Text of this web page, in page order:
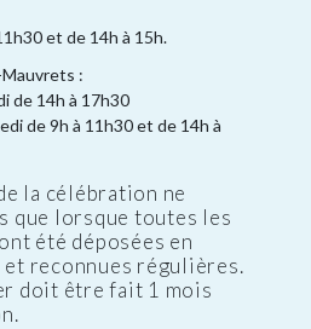
et de 14h à 15h.
:
de 14h à 17h30
de 9h à 11h30 et de 14h à
la célébration ne
que lorsque toutes les
été déposées en
et reconnues régulières.
doit être fait 1 mois